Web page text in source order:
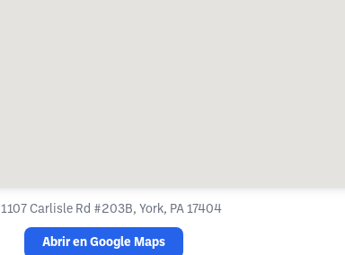
1107 Carlisle Rd #203B, York, PA 17404
Abrir en Google Maps